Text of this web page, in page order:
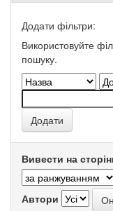
Додати фільтри:
Використовуйте
пошуку.
Вивести на
Автори